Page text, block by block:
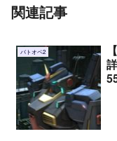
関連記事
バトオペ2